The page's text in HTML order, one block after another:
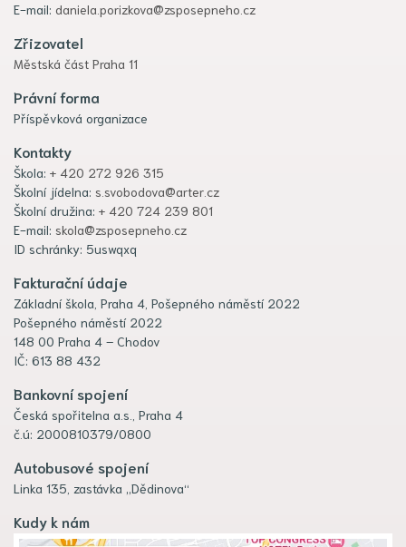
E-mail: daniela.porizkova@zsposepneho.cz
Zřizovatel
Městská část Praha 11
Právní forma
Příspěvková organizace
Kontakty
Škola: + 420 272 926 315
Školní jídelna: s.svobodova@arter.cz
Školní družina: + 420 724 239 801
E-mail: skola@zsposepneho.cz
ID schránky: 5uswqxq
Fakturační údaje
Základní škola, Praha 4, Pošepného náměstí 2022
Pošepného náměstí 2022
148 00 Praha 4 – Chodov
IČ: 613 88 432
Bankovní spojení
Česká spořitelna a.s., Praha 4
č.ú: 2000810379/0800
Autobusové spojení
Linka 135, zastávka „Dědinova“
Kudy k nám